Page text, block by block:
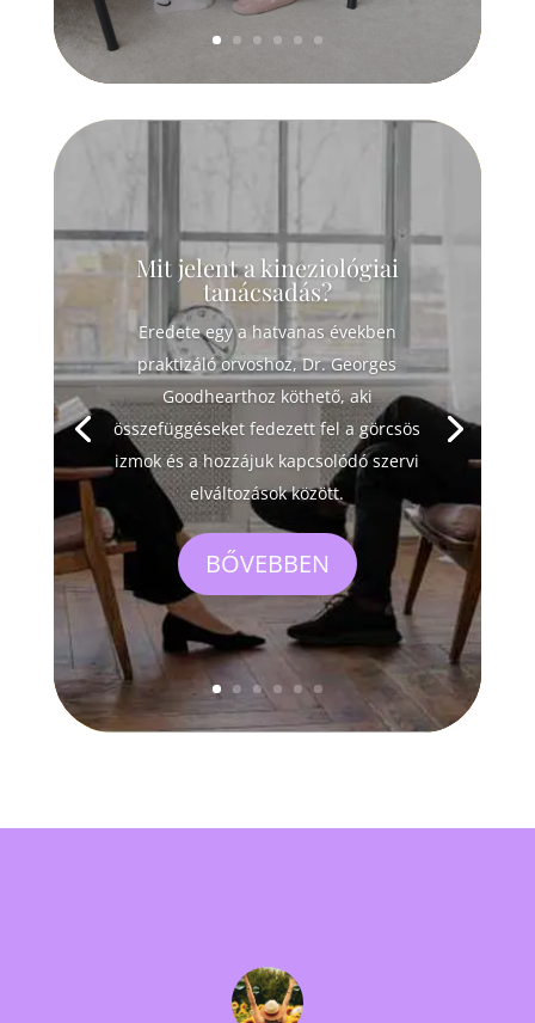
Mit jelent a kineziológiai
tanácsadás?
Eredete egy a hatvanas években
praktizáló orvoshoz, Dr. Georges
Goodhearthoz köthető, aki
összefüggéseket fedezett fel a görcsös
izmok és a hozzájuk kapcsolódó szervi
elváltozások között.
BŐVEBBEN